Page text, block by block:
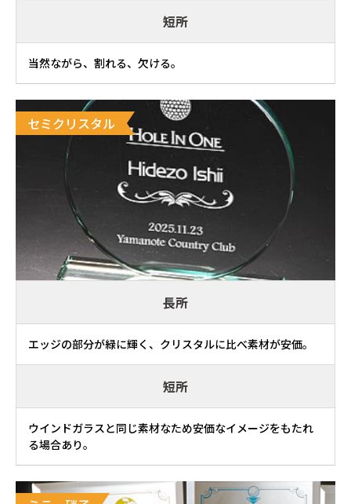
短所
当然ながら、割れる、欠ける。
セミクリスタル
長所
エッジの部分が緑に輝く、クリスタルに比べ素材が安価。
短所
ウインドガラスと同じ素材なため安価なイメージをもたれ
る場合あり。